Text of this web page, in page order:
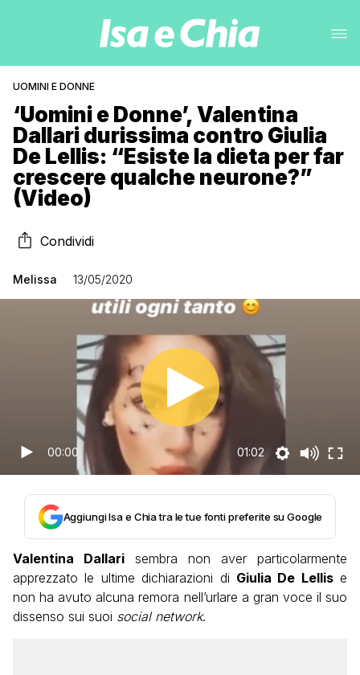
UOMINI E DONNE
‘Uomini e Donne’, Valentina
Dallari durissima contro Giulia
De Lellis: “Esiste la dieta per far
crescere qualche neurone?”
(Video)
Condividi
Melissa 13/05/2020
00:00 01:02
Aggiungi Isa e Chia tra le tue fonti preferite su Google
Valentina Dallari sembra non aver particolarmente
apprezzato le ultime dichiarazioni di Giulia De Lellise
non ha avuto alcuna remora nell’urlare a gran voce il suo
dissenso sui suoi social network.